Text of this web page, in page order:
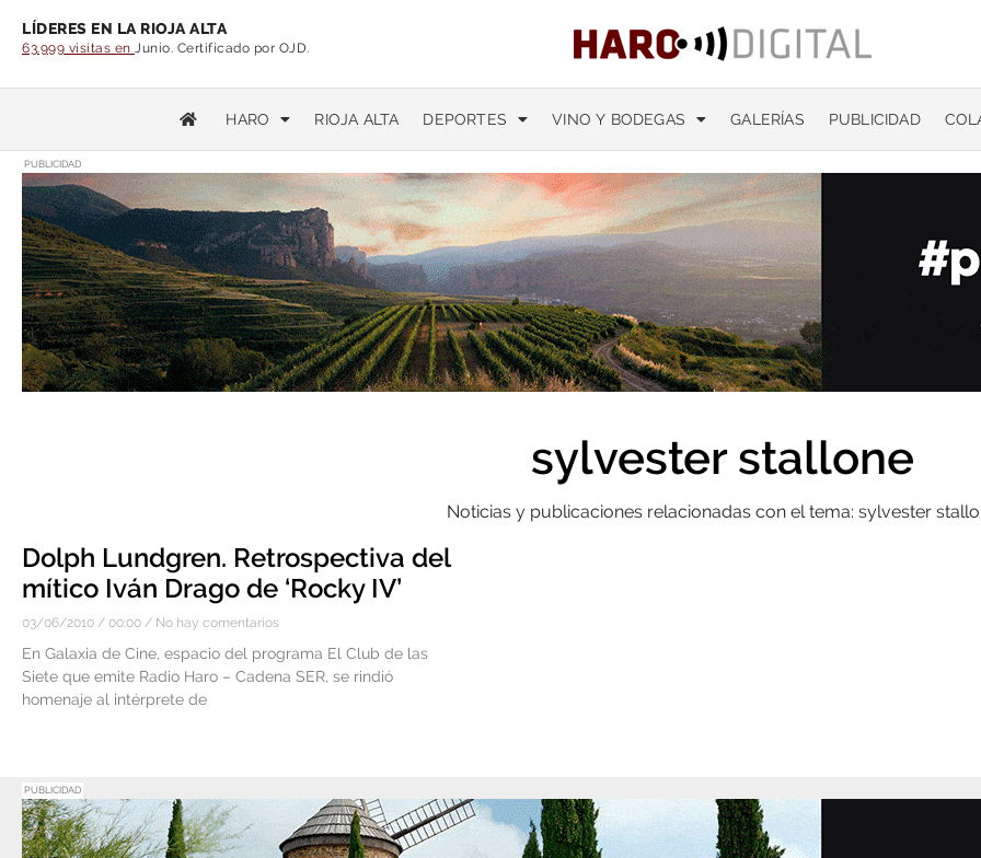
LÍDERES EN LA RIOJA ALTA
63.999 visitas en Junio. Certificado por OJD.
HARO RIOJA ALTA DEPORTES VINO Y BODEGAS GALERÍAS PUBLICIDAD
PUBLICIDAD
sylvester stallone
Noticias y publicaciones relacionadas con el tema: sylvester
Dolph Lundgren. Retrospectiva del
mítico Iván Drago de ‘Rocky IV’
03/06/2010 00:00 No hay comentarios
En Galaxia de Cine, espacio del programa El Club de las
Siete que emite Radio Haro – Cadena SER, se rindió
homenaje al intérprete de
PUBLICIDAD